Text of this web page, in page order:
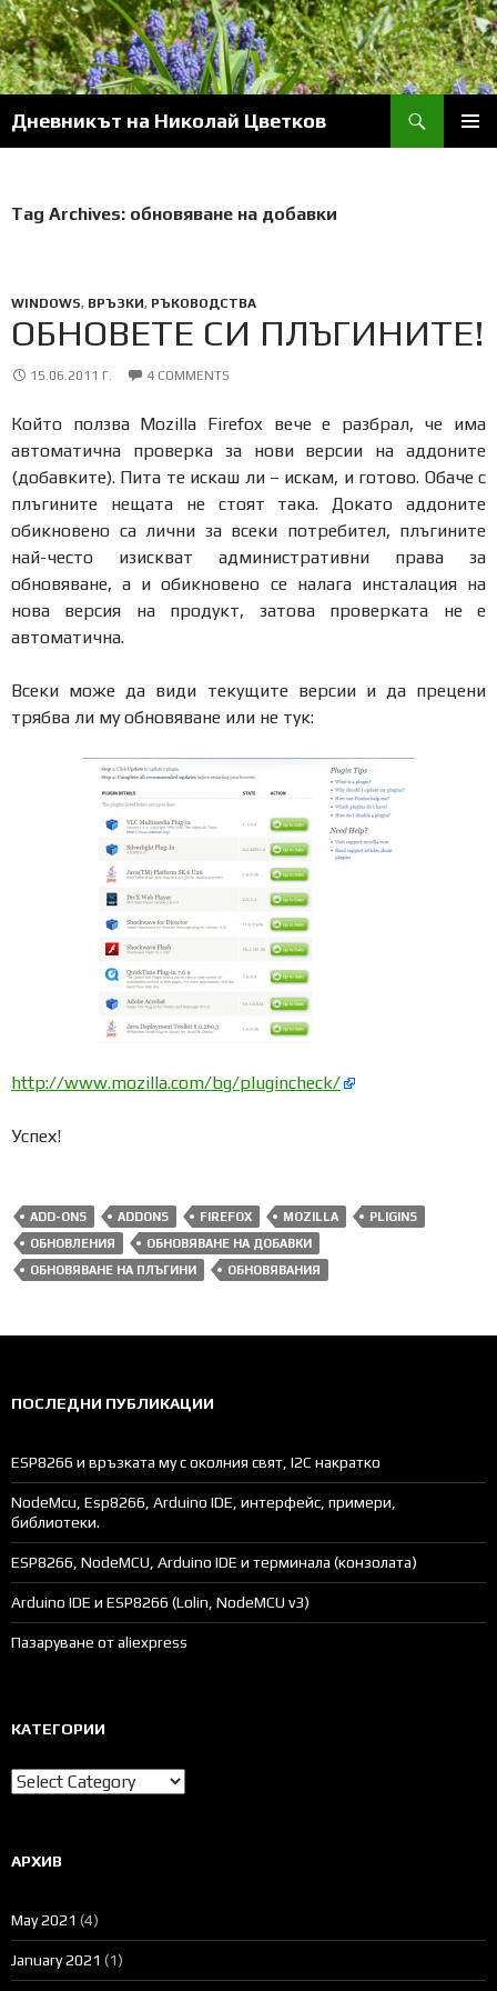
Skip
to
content
Дневникът на Николай Цветков
Tag Archives: обновяване на добавки
WINDOWS, ВРЪЗКИ, РЪКОВОДСТВА
ОБНОВЕТЕ СИ ПЛЪГИНИТЕ!
15.06.2011 Г. 4 COMMENTS
Който ползва Mozilla Firefox вече е разбрал, че има
автоматична проверка за нови версии на аддоните
(добавките). Пита те искаш ли – искам, и готово. Обаче с
плъгините нещата не стоят така. Докато аддоните
обикновено са лични за всеки потребител, плъгините
най-често изискват административни права за
обновяване, а и обикновено се налага инсталация на
нова версия на продукт, затова проверката не е
автоматична.
Всеки може да види текущите версии и да прецени
трябва ли му обновяване или не тук:
http://www.mozilla.com/bg/plugincheck/
Успех!
ADD-ONS ADDONS FIREFOX MOZILLA
PLIGINS
ОБНОВЛЕНИЯ
ОБНОВЯВАНЕ НА ДОБАВКИ
ОБНОВЯВАНЕ НА ПЛЪГИНИ
ОБНОВЯВАНИЯ
ПОСЛЕДНИ ПУБЛИКАЦИИ
ESP8266 и връзката му с околния свят, I2C накратко
NodeMcu, Esp8266, Arduino IDE, интерфейс, примери,
библиотеки.
ESP8266, NodeMCU, Arduino IDE и терминала (конзолата)
Arduino IDE и ESP8266 (Lolin, NodeMCU v3)
Пазаруване от aliexpress
КАТЕГОРИИ
Категории
АРХИВ
May 2021 (4)
January 2021 (1)